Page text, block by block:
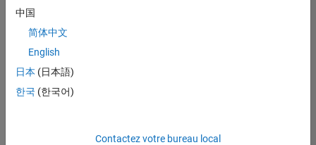
trouvez
pas
d'offre
corresponde
à vos
中国
简体中文
English
日本 (日本語)
한국 (한국어)
Contactez votre bureau local